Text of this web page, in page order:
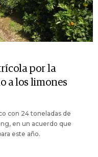
por la
a los limones
con 24 toneladas de
en un acuerdo que
este año.